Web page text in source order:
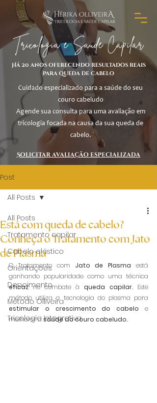
Tricologia e Saúde Capilar
Há 20 anos oferecendo resultados reais
para queda de cabelo
Cuidado especializado para a saúde do seu
couro cabeludo
Agende sua consulta para uma avaliação em
tricologia focada na causa da sua queda de
cabelo.
Solicitar avaliação especializada
Post
All Posts
Tratamento capilar
Cabelo elástico
Orientações
Depoimento
Método Olliveira
Tricologia Integrativa
All Posts
Está com queda de cabelo?
Conheça o Tratamento com Jato
de Plasma
O Tratamento com Jato de Plasma está
eficaz no combate à queda capilar. Este
estimular o crescimento do cabelo e
melhorar a saúde do couro cabeludo.